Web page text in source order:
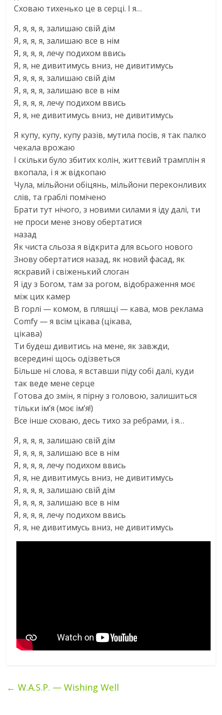
Сховаю тихенько це в серці. I я…
Я, я, я, я, залишаю свій дім
Я, я, я, я, залишаю все в нім
Я, я, я, я, лечу подихом ввись
Я, я, не дивитимусь вниз, не дивитимусь
Я, я, я, я, залишаю свій дім
Я, я, я, я, залишаю все в нім
Я, я, я, я, лечу подихом ввись
Я, я, не дивитимусь вниз, не дивитимусь
Я купу, купу, купу разів, мутила посів, я так палко
чекала врожаю
І скільки було збитих колін, життєвий трамплін я
вкопала, і я ж відкопаю
Чула, мільйони обіцянь, мільйони переконливих
слів, та граблі помічено
Брати тут нічого, з новими силами я іду далі, ти
не проси мене знову обертатися
назад
Як чиста сльоза я відкрита для всього нового
Знову обертатися назад, як новий фасад, як
яскравий і свіженький слоган
Я іду з Богом, там за рогом, відображення моє
між цих камер
В горлі — комом, в пляшці — кава, мов реклама
Comfy — я всім цікава (цікава,
цікава)
Ти будеш дивитись на мене, як завжди,
всередині щось одізветься
Більше ні слова, я вставши піду собі далі, куди
так веде мене серце
Готова до змін, я пірну з головою, залишиться
тільки ім’я (моє ім’я!)
Все інше сховаю, десь тихо за ребрами, і я…
Я, я, я, я, залишаю свій дім
Я, я, я, я, залишаю все в нім
Я, я, я, я, лечу подихом ввись
Я, я, не дивитимусь вниз, не дивитимусь
Я, я, я, я, залишаю свій дім
Я, я, я, я, залишаю все в нім
Я, я, я, я, лечу подихом ввись
Я, я, не дивитимусь вниз, не дивитимусь
← W.A.S.P. — Wishing Well